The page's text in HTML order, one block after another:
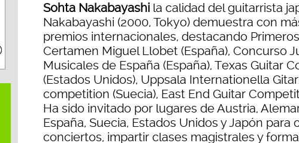
Sohta Nakabayashi la calidad del guitarrista
Nakabayashi (2000, Tokyo) demuestra con
premios internacionales, destacando
Certamen Miguel Llobet (España), Concurso
Musicales de España (España), Texas Guitar
(Estados Unidos), Uppsala Internationella
competition (Suecia), East End Guitar
Ha sido invitado por lugares de Austria,
España, Suecia, Estados Unidos y Japón para
conciertos, impartir clases magistrales y